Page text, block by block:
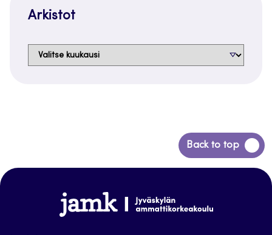
Arkistot
Arkistot
Back to top
Siirry
takaisin
www.jamk.fi